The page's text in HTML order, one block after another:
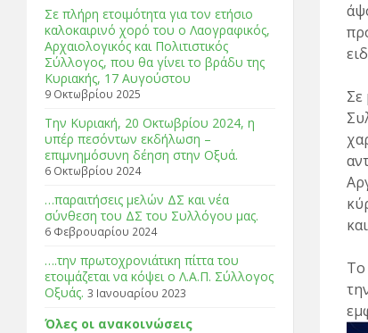
Σε
Το
Σε πλήρη ετοιμότητα για τον ετήσιο
καλοκαιρινό χορό του ο Λαογραφικός,
Αρχαιολογικός και Πολιτιστικός
Σύλλογος, που θα γίνει το βράδυ της
Κυριακής, 17 Αυγούστου
9 Οκτωβρίου 2025
Tην Κυριακή, 20 Οκτωβρίου 2024, η
υπέρ πεσόντων εκδήλωση –
επιμνημόσυνη δέηση στην Οξυά.
6 Οκτωβρίου 2024
…παραιτήσεις μελών ΔΣ και νέα
σύνθεση του ΔΣ του Συλλόγου μας.
6 Φεβρουαρίου 2024
….την πρωτοχρονιάτικη πίττα του
ετοιμάζεται να κόψει ο Λ.Α.Π. Σύλλογος
Οξυάς. 3 Ιανουαρίου 2023
Όλες οι ανακοινώσεις